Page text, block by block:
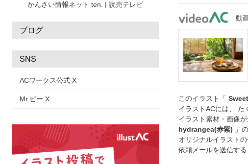
かんさい情報ネット ten. | 読売テレビ
ブログ
SNS
ACワークス公式 X
Mr.ビー X
動
このイラスト「
イラストACには、 た
イラスト素材・画像が
hydrangea(赤紫) 」
オリジナルイラスト
依頼メールを送信す